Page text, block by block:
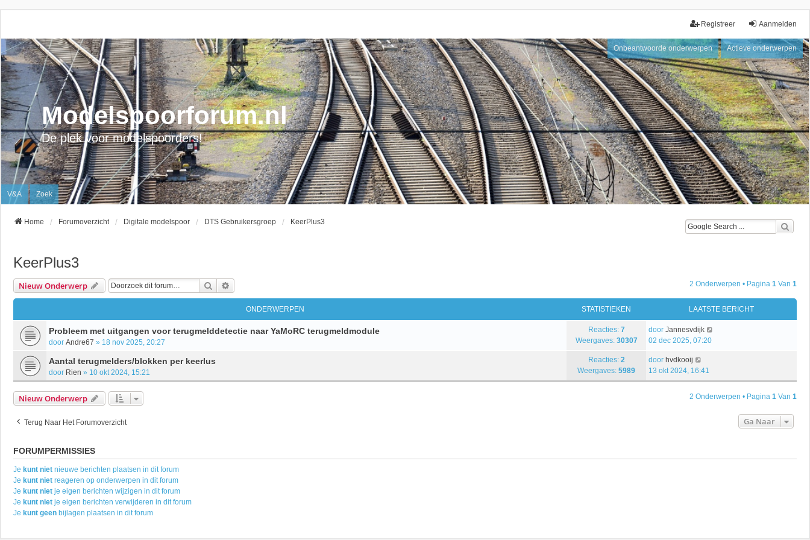
Aanmelden
Registreer
Onbeantwoorde onderwerpen Actieve onderwerpen
Modelspoorforum.nl
De plek voor modelspoorders!
V&A Zoek
Home Forumoverzicht Digitale modelspoor DTS Gebruikersgroep KeerPlus3
KeerPlus3
Nieuw Onderwerp Zoek 2 Onderwerpen • Pagina 1 Van 1
ONDERWERPEN STATISTIEKEN LAATSTE BERICHT
Probleem met uitgangen voor terugmelddetectie naar YaMoRC terugmeldmodule
door Andre67 » 18 nov 2025, 20:27
Reacties: 7
Weergaves: 30307
door Jannesvdijk
02 dec 2025, 07:20
Aantal terugmelders/blokken per keerlus
door Rien » 10 okt 2024, 15:21
Reacties: 2
Weergaves: 5989
door hvdkooij
13 okt 2024, 16:41
Nieuw Onderwerp 2 Onderwerpen • Pagina 1 Van 1
Terug Naar Het Forumoverzicht Ga Naar
FORUMPERMISSIES
Je kunt niet nieuwe berichten plaatsen in dit forum
Je kunt niet reageren op onderwerpen in dit forum
Je kunt niet je eigen berichten wijzigen in dit forum
Je kunt niet je eigen berichten verwijderen in dit forum
Je kunt geen bijlagen plaatsen in dit forum